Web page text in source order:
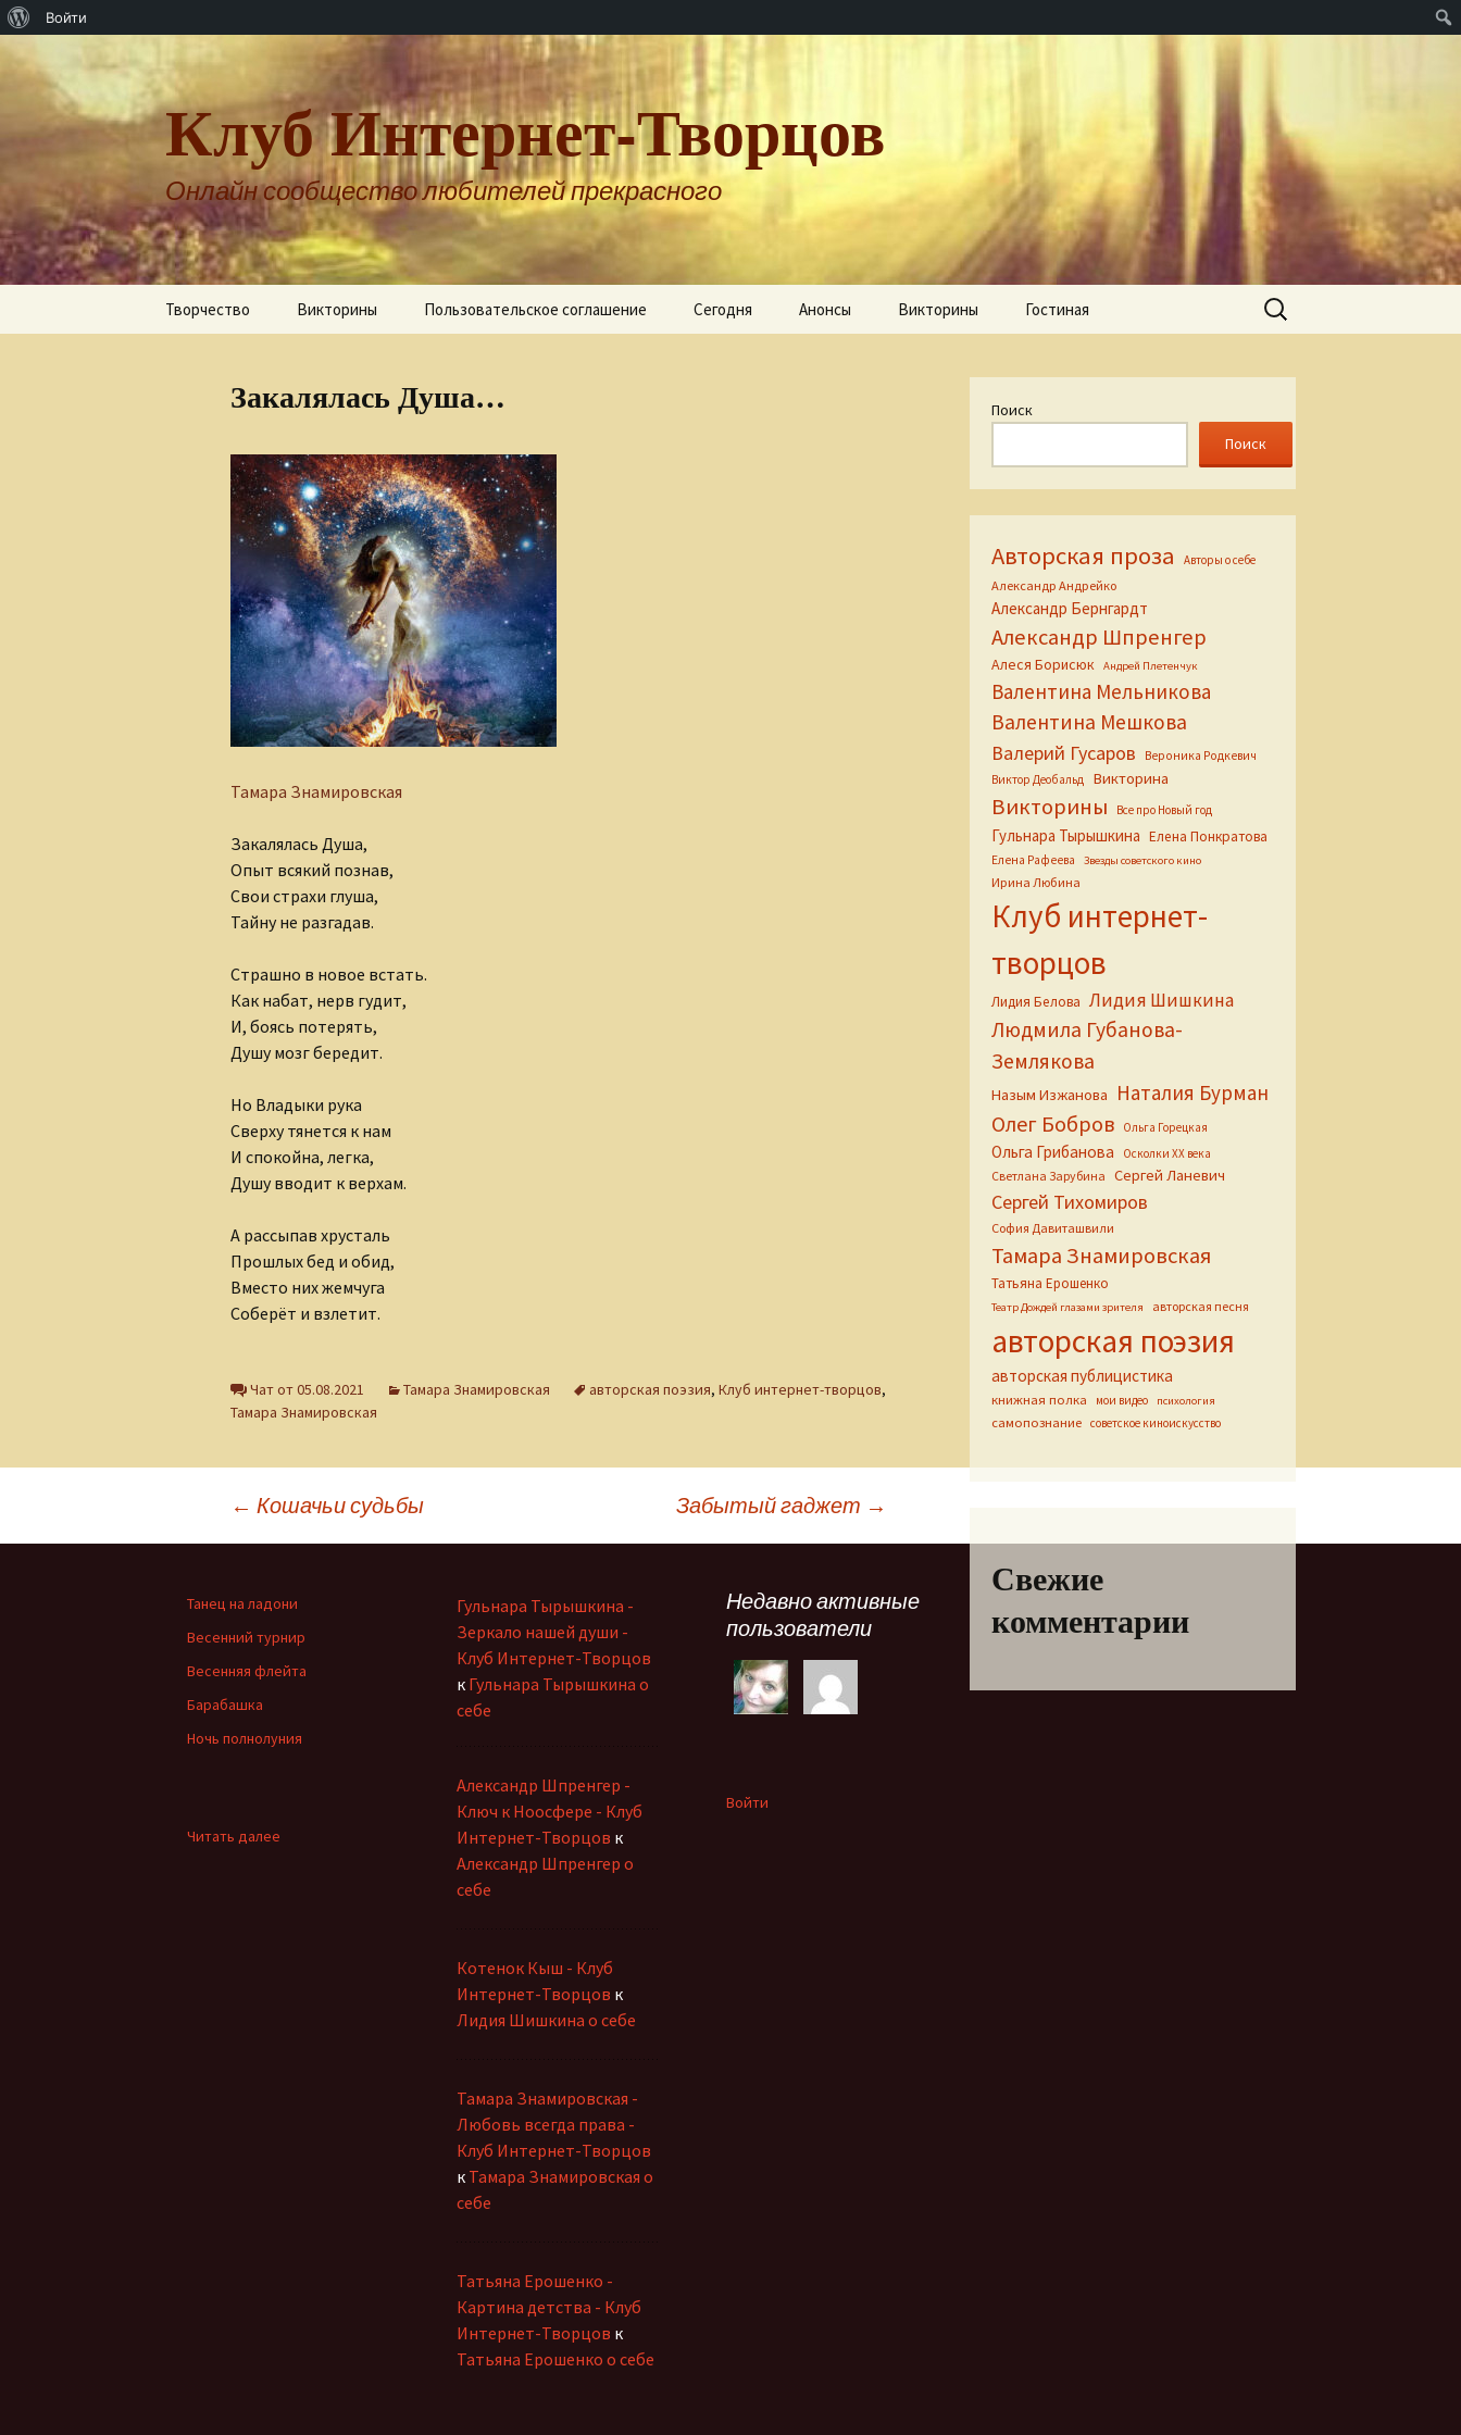
Войти
Клуб Интернет-Творцов
Онлайн сообщество любителей прекрасного
Творчество
Александр Бернгардт
Александр Шпренгер
Алеся Борисюк
Андрей Плетенчук
Валерий Гусаров
Валентина Мельникова
Валентина Мешкова
Вероника Родкевич
Виктор Деобальд
Гульнара Тырышкина
Елена Понкратова
Клуб интернет-
Лидия Шишкина
Людмила Губанова-
Землякова
Ольга Грибанова
Наталия Бурман
Наталья Бычкова
Олег Бобров
Ольга Горецкая
Петр Дубинский
Сергей Ланевич
Сергей Тихомиров
София Давиташвили
Викторины Пользовательское соглашение Сегодня Анонсы Викторины Гостиная
Найти:
Закалялась Душа…
Тамара Знамировская
Закалялась Душа,
Опыт всякий познав,
Свои страхи глуша,
Тайну не разгадав.
Страшно в новое встать.
Как набат, нерв гудит,
И, боясь потерять,
Душу мозг бередит.
Но Владыки рука
Сверху тянется к нам
И спокойна, легка,
Душу вводит к верхам.
А рассыпав хрусталь
Прошлых бед и обид,
Вместо них жемчуга
Соберёт и взлетит.
Чат от 05.08.2021 Тамара Знамировская авторская поэзия, Клуб интернет-творцов,
Тамара Знамировская
Навигация
записям
← Кошачьи судьбы Забытый гаджет →
Поиск
Поиск
Авторская проза Авторы о себе
Александр Андрейко
Александр Бернгардт
Александр Шпренгер
Алеся Борисюк Андрей Плетенчук
Валентина Мельникова
Валентина Мешкова
Валерий Гусаров
Вероника Родкевич
Виктор Деобальд
Викторина
Викторины Все про Новый год
Гульнара Тырышкина Елена Понкратова
Елена Рафеева Звезды советского кино
Ирина Любина
Клуб интернет-
творцов
Лидия Белова Лидия Шишкина
Людмила Губанова-
Землякова
Назым Изжанова Наталия Бурман
Олег Бобров Ольга Горецкая
Ольга Грибанова Осколки ХХ века
Светлана Зарубина Сергей Ланевич
Сергей Тихомиров
София Давиташвили
Тамара Знамировская
Татьяна Ерошенко
Театр Дождей глазами зрителя авторская песня
авторская поэзия
авторская публицистика
книжная полка мои видео психология
самопознание советское киноискусство
Свежие
комментарии
Танец на ладони
Весенний турнир
Весенняя флейта
Барабашка
Ночь полнолуния
Гульнара Тырышкина -
Зеркало нашей души -
Клуб Интернет-Творцов
к Гульнара Тырышкина о
себе
Александр Шпренгер -
Ключ к Ноосфере - Клуб
Интернет-Творцов к
Александр Шпренгер о
себе
Котенок Кыш - Клуб
Интернет-Творцов к
Лидия Шишкина о себе
Тамара Знамировская -
Любовь всегда права -
Клуб Интернет-Творцов
к Тамара Знамировская о
себе
Татьяна Ерошенко -
Картина детства - Клуб
Интернет-Творцов к
Татьяна Ерошенко о себе
Недавно активные
пользователи
Войти
Читать далее